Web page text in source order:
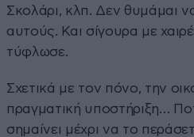
Σκολάρι, κλπ. Δεν θυμάμαι
αυτούς. Και σίγουρα με
τύφλωσε.
Σχετικά με τον πόνο, την
πραγματική υποστήριξη…
σημαίνει μέχρι να το